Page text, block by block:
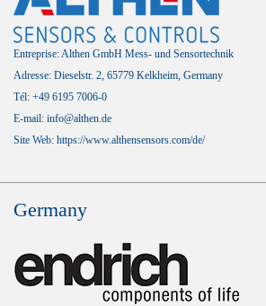
Entreprise: Althen GmbH Mess- und Sensortechnik
Adresse: Dieselstr. 2, 65779 Kelkheim, Germany
Tél: +49 6195 7006-0
E-mail: info@althen.de
Site Web: https://www.althensensors.com/de/
Germany